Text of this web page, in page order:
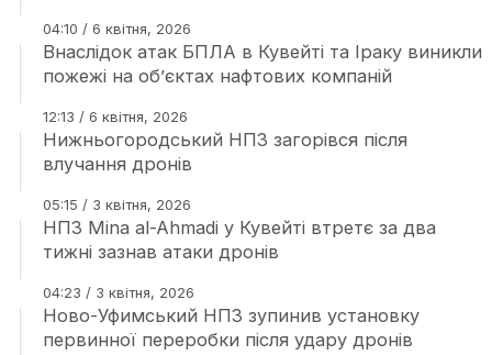
04:10 / 6 квітня, 2026
Внаслідок атак БПЛА в Кувейті та Іраку виникли
пожежі на об’єктах нафтових компаній
12:13 / 6 квітня, 2026
Нижньогородський НПЗ загорівся після
влучання дронів
05:15 / 3 квітня, 2026
НПЗ Mina al-Ahmadi у Кувейті втретє за два
тижні зазнав атаки дронів
04:23 / 3 квітня, 2026
Ново-Уфимський НПЗ зупинив установку
первинної переробки після удару дронів